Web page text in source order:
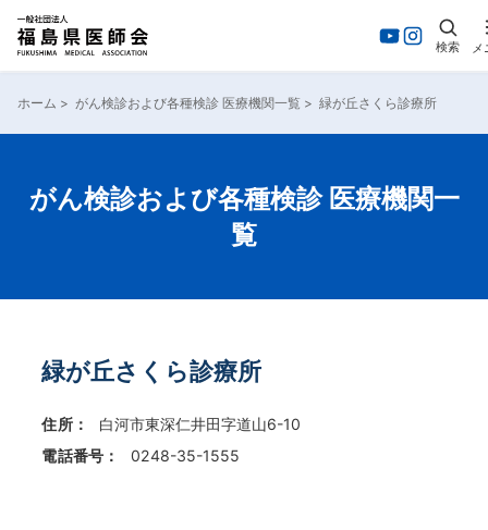
検索 メ
ホーム > がん検診および各種検診 医療機関一覧 > 緑が丘さくら診療所
がん検診および各種検診 医療機関一
覧
緑が丘さくら診療所
住所：
白河市東深仁井田字道山6-10
電話番号：
0248-35-1555